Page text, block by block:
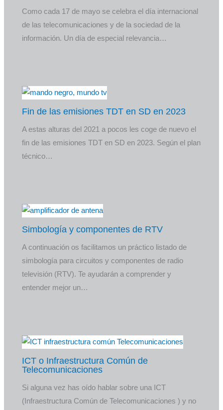
Como cada 17 de mayo se celebra el día internacional
de las telecomunicaciones y de la sociedad de la
información. Un día de especial relevancia…
Fin de las emisiones TDT en SD en 2023
A estas alturas del 2021 a pocos les coge de nuevo el
fin de las emisiones TDT en SD en 2023. Según el plan
técnico…
Simbología y componentes de RTV
A continuación os facilitamos un práctico listado de
simbología para circuitos y componentes de radio
televisión (RTV). Te ayudarán a comprender y
entender mejor un…
ICT o Infraestructura Común de
Telecomunicaciones
Si alguna vez has oído hablar sobre una ICT
(Infraestructura Común de Telecomunicaciones ) y no